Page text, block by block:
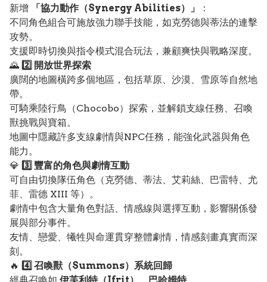
新增
「協力動作（Synergy Abilities）」
：
不同角色組合可施放強力聯手技能，如克勞德與蒂法的連擊
攻勢。
支援即時切換與指令模式混合玩法，兼顧爽快與戰略深度。
🌄 2️⃣ 開放世界探索
廣闊的地圖橫跨多個地區，包括草原、沙漠、雪原等自然地
帶。
可騎乘陸行鳥（Chocobo）探索，並解鎖支線任務、召喚
獸挑戰與寶箱。
地圖中隱藏許多支線劇情與NPC任務，能強化武器與角色
能力。
💎 3️⃣ 豐富的角色與劇情互動
可自由切換隊伍角色（克勞德、蒂法、艾莉絲、巴雷特、尤
菲、雷德 XIII 等）。
劇情中包含大量角色對話、情感線與選擇互動，影響關係發
展與部分事件。
友情、戀愛、犧牲與命運貫穿整體劇情，情感刻畫真實而深
刻。
🔥 4️⃣ 召喚獸（Summons）系統回歸